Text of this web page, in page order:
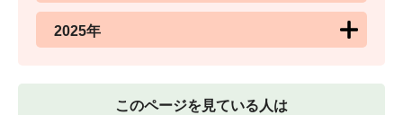
2025年
このページを見ている人は